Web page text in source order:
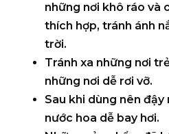
những nơi khô ráo và
thích hợp, tránh ánh
trời.
Tránh xa những nơi
những nơi dễ rơi vỡ.
Sau khi dùng nên đậy
nước hoa dễ bay hơi.